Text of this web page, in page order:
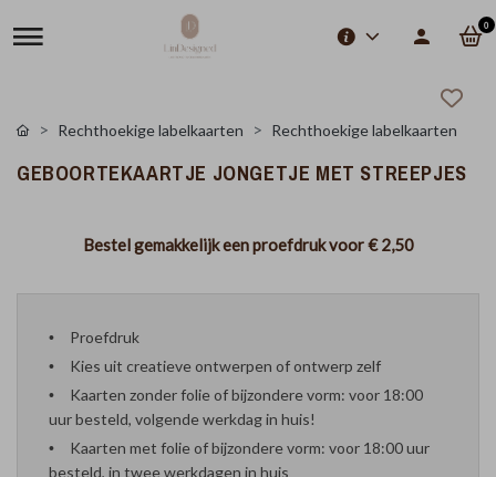
0
Rechthoekige labelkaarten Rechthoekige labelkaarten
GEBOORTEKAARTJE JONGETJE MET STREEPJES
Bestel gemakkelijk een proefdruk voor€ 2,50
Proefdruk
Kies uit creatieve ontwerpen of ontwerp zelf
Kaarten zonder folie of bijzondere vorm: voor 18:00
uur besteld, volgende werkdag in huis!
Kaarten met folie of bijzondere vorm: voor 18:00 uur
besteld, in twee werkdagen in huis